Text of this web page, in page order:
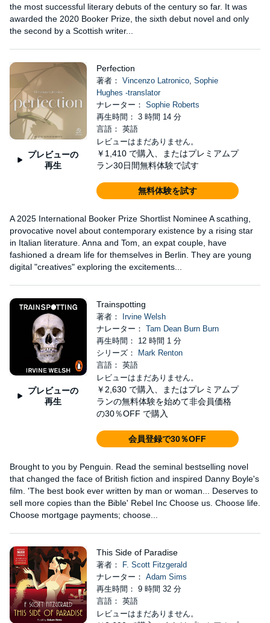
the most successful literary debuts of the century so far. It was
awarded the 2020 Booker Prize, the sixth debut novel and only
the second by a Scottish writer...
プレビューの
再生
Perfection
著者： Vincenzo Latronico, Sophie
Hughes -translator
ナレーター： Sophie Roberts
再生時間： 3 時間 14 分
言語： 英語
レビューはまだありません。
￥1,410 で購入、またはプレミアムプ
ラン30日間無料体験で試す
無料体験を試す
A 2025 International Booker Prize Shortlist Nominee A scathing,
provocative novel about contemporary existence by a rising star
in Italian literature. Anna and Tom, an expat couple, have
fashioned a dream life for themselves in Berlin. They are young
digital "creatives" exploring the excitements...
プレビューの
再生
Trainspotting
著者：
Irvine Welsh
ナレーター： Tam Dean Burn Burn
再生時間： 12 時間 1 分
シリーズ：
Mark Renton
言語： 英語
レビューはまだありません。
￥2,630 で購入、またはプレミアムプ
ランの無料体験を始めて非会員価格
の30％OFF で購入
会員登録で30％OFF
Brought to you by Penguin. Read the seminal bestselling novel
that changed the face of British fiction and inspired Danny Boyle's
film. 'The best book ever written by man or woman... Deserves to
sell more copies than the Bible' Rebel Inc Choose us. Choose life.
Choose mortgage payments; choose...
This Side of Paradise
著者：
F. Scott Fitzgerald
ナレーター： Adam Sims
再生時間： 9 時間 32 分
言語： 英語
レビューはまだありません。